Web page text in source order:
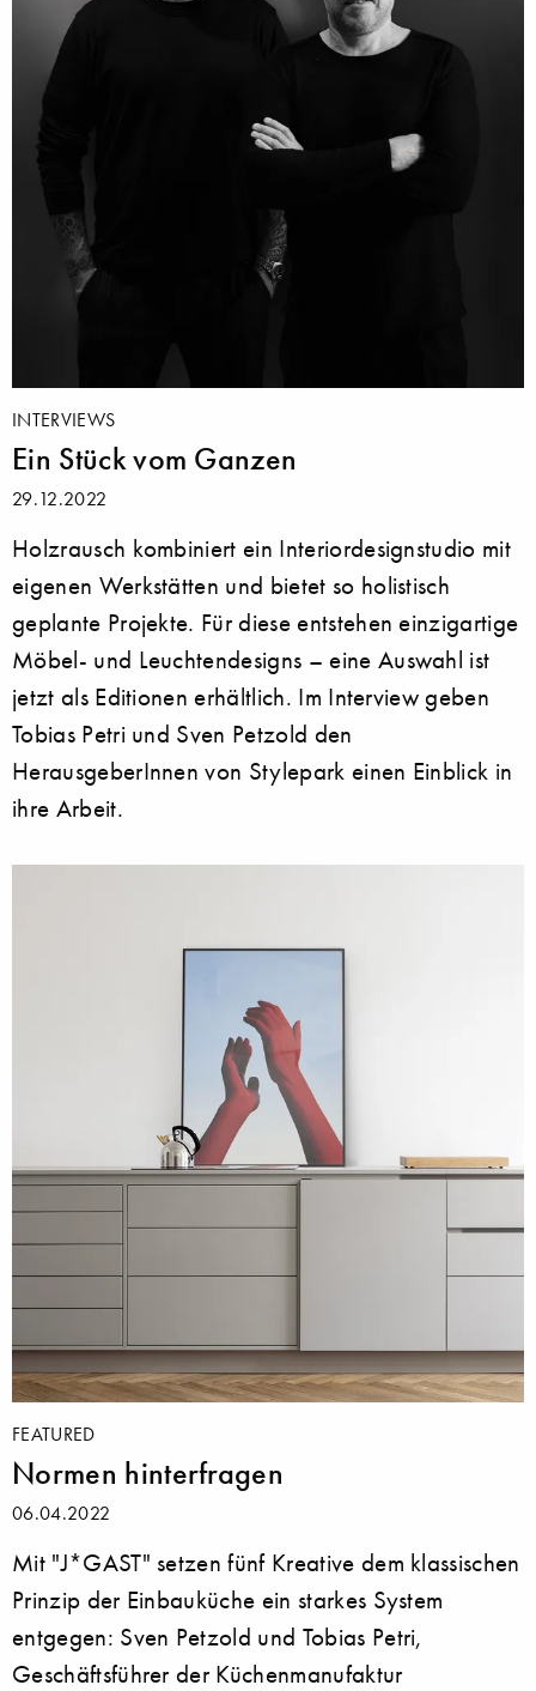
INTERVIEWS
Ein Stück vom Ganzen
29.12.2022
Holzrausch kombiniert ein Interiordesignstudio mit
eigenen Werkstätten und bietet so holistisch
geplante Projekte. Für diese entstehen einzigartige
Möbel- und Leuchtendesigns – eine Auswahl ist
jetzt als Editionen erhältlich. Im Interview geben
Tobias Petri und Sven Petzold den
HerausgeberInnen von Stylepark einen Einblick in
ihre Arbeit.
FEATURED
Normen hinterfragen
06.04.2022
Mit "J*GAST" setzen fünf Kreative dem klassischen
Prinzip der Einbauküche ein starkes System
entgegen: Sven Petzold und Tobias Petri,
Geschäftsführer der Küchenmanufaktur